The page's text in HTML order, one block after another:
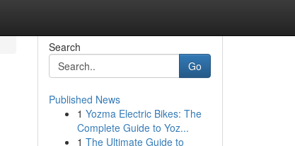
Search
Go
Published News
1 Yozma Electric Bikes: The
Complete Guide to Yoz...
1 The Ultimate Guide to